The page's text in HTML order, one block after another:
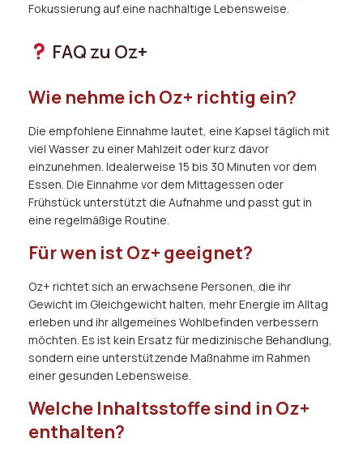
Fokussierung auf eine nachhaltige Lebensweise.
FAQ zu Oz+
Wie nehme ich Oz+ richtig ein?
Die empfohlene Einnahme lautet, eine Kapsel täglich mit
viel Wasser zu einer Mahlzeit oder kurz davor
einzunehmen. Idealerweise 15 bis 30 Minuten vor dem
Essen. Die Einnahme vor dem Mittagessen oder
Frühstück unterstützt die Aufnahme und passt gut in
eine regelmäßige Routine.
Für wen ist Oz+ geeignet?
Oz+ richtet sich an erwachsene Personen, die ihr
Gewicht im Gleichgewicht halten, mehr Energie im Alltag
erleben und ihr allgemeines Wohlbefinden verbessern
möchten. Es ist kein Ersatz für medizinische Behandlung,
sondern eine unterstützende Maßnahme im Rahmen
einer gesunden Lebensweise.
Welche Inhaltsstoffe sind in Oz+
enthalten?